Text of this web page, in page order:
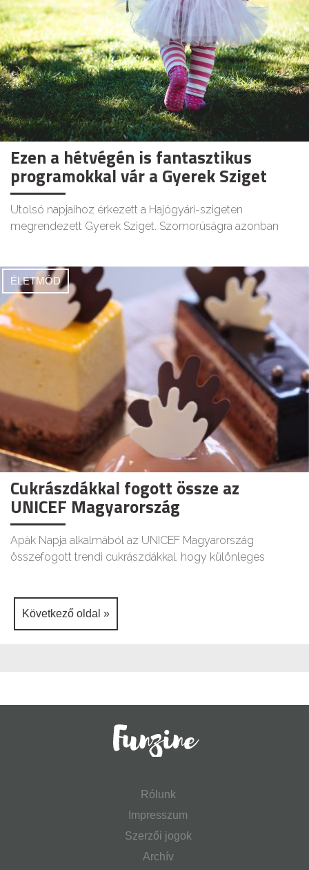
Ezen a hétvégén is fantasztikus
programokkal vár a Gyerek Sziget
Utolsó napjaihoz érkezett a Hajógyári-szigeten
megrendezett Gyerek Sziget. Szomorúságra azonban
ÉLETMÓD
Cukrászdákkal fogott össze az
UNICEF Magyarország
Apák Napja alkalmából az UNICEF Magyarország
összefogott trendi cukrászdákkal, hogy különleges
Következő oldal »
Rólunk
Impresszum
Szerzői jogok
Archív